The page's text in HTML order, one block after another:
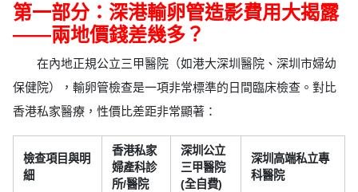
第一部分：深港輸卵管造影費用大揭露
——兩地價錢差幾多？
在內地正規公立三甲醫院（如港大深圳醫院、深圳市婦幼
保健院），輸卵管檢查是一項非常標準的日間臨床檢查。對比
香港私家醫療，性價比差距非常顯著：
檢查項目與明
細
香港私家
婦產科診
所/醫院
深圳公立
三甲醫院
(全自費)
深圳高端私立專
科醫院